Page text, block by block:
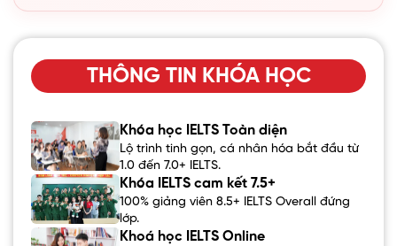
THÔNG TIN KHÓA HỌC
Khóa học IELTS Toàn diện
Lộ trình tinh gọn, cá nhân hóa bắt đầu từ
1.0 đến 7.0+ IELTS.
Khóa IELTS cam kết 7.5+
100% giảng viên 8.5+ IELTS Overall đứng
lớp.
Khoá học IELTS Online